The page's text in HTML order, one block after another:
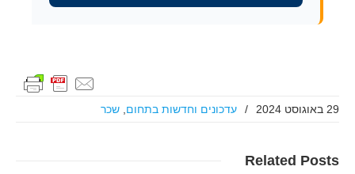
29 באוגוסט 2024 / עדכונים וחדשות בתחום שכר
Related Posts